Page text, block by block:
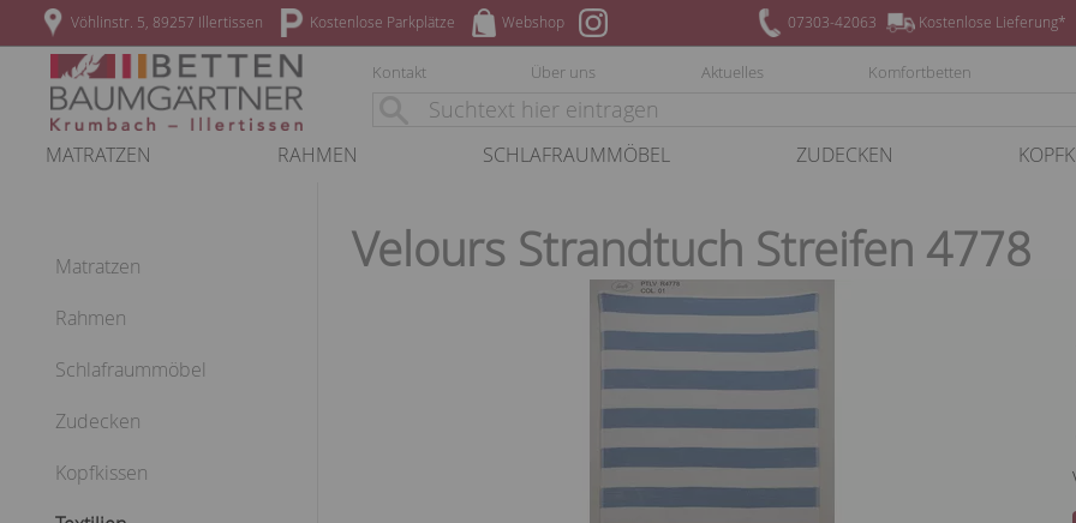
Vöhlinstr. 5, 89257 Illertissen Kostenlose Parkplätze Webshop Kostenlose Lieferung*
07303-42063
Kontakt Über uns Aktuelles Komfortbetten
MATRATZEN RAHMEN SCHLAFRAUMMÖBEL ZUDECKEN
Matratzen
Rahmen
Schlafraummöbel
Zudecken
Kopfkissen
Velours Strandtuch Streifen 4778